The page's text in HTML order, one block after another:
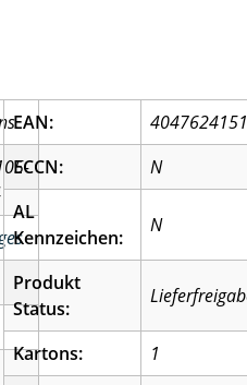
EAN:
ECCN:
N
AL
Kennzeichen:
N
Produkt
Status:
Kartons:
1